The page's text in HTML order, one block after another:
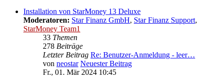
Installation von StarMoney 13 Deluxe
Moderatoren: Star Finanz GmbH, Star Finanz Support,
StarMoney Team1
33 Themen
278 Beiträge
Letzter Beitrag Re: Benutzer-Anmeldung - leer…
von neostar Neuester Beitrag
Fr., 01. Mär 2024 10:45